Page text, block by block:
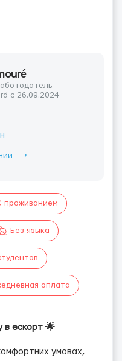
с 26.09.2024
⟶
проживанием
Без языка
оплата
в ескорт 🌟
умовах,